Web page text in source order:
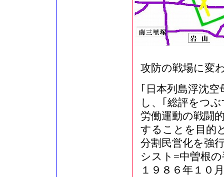
攻防の戦場に変
｢日本列島浮沈空
し、｢総評をつ
労働運動の戦闘
することを目的
分割民営化を強
シスト=中曽根
１９８６年１０